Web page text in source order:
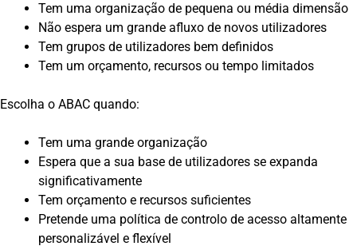
Tem uma organização de pequena ou média dimensão
Não espera um grande afluxo de novos utilizadores
Tem grupos de utilizadores bem definidos
Tem um orçamento, recursos ou tempo limitados
Escolha o ABAC quando:
Tem uma grande organização
Espera que a sua base de utilizadores se expanda
significativamente
Tem orçamento e recursos suficientes
Pretende uma política de controlo de acesso altamente
personalizável e flexível